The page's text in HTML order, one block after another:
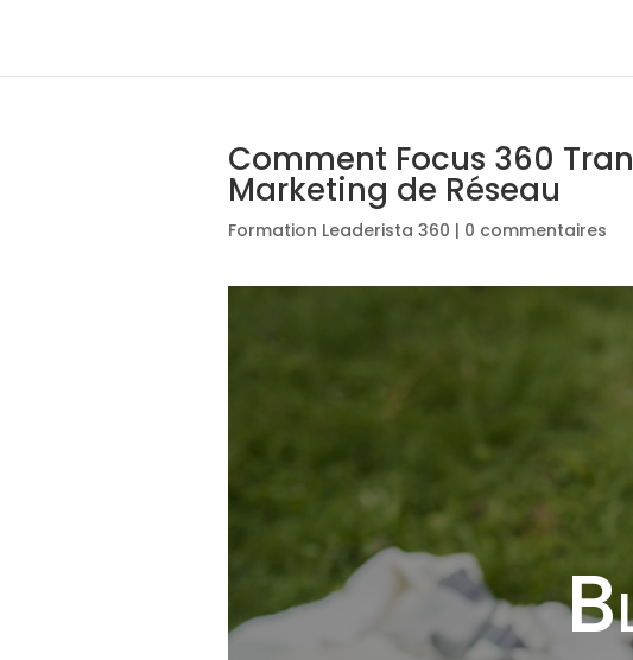
Comment Focus 360
Marketing de Réseau
Formation Leaderista 360 | 0 commentaires